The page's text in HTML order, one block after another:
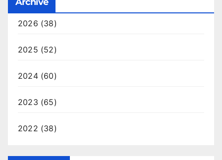
Archive
2026 (38)
2025 (52)
2024(60)
2023 (65)
2022 (38)